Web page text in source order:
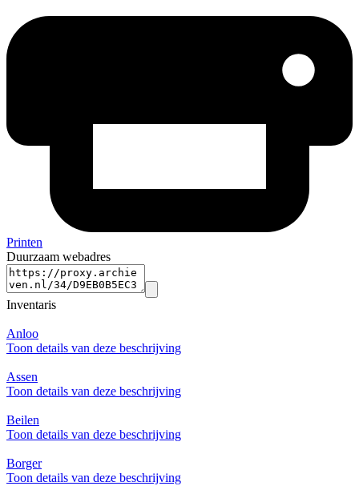
Printen
Duurzaam webadres
Inventaris
Anloo
Toon details van deze beschrijving
Assen
Toon details van deze beschrijving
Beilen
Toon details van deze beschrijving
Borger
Toon details van deze beschrijving